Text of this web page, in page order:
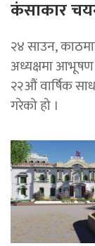
कंसाकार
२४ साउन,
अध्यक्षमा
२२औं वार्षिक
गरेको हो ।